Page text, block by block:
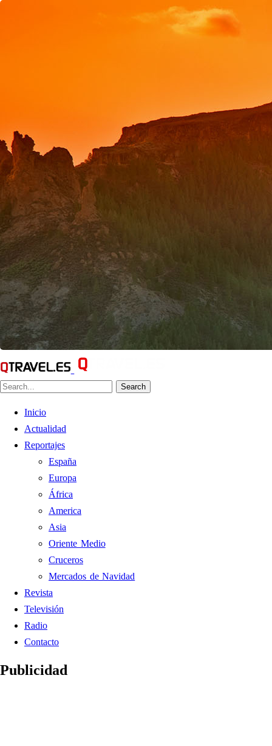
Search
Inicio
Actualidad
Reportajes
España
Europa
África
America
Asia
Oriente Medio
Cruceros
Mercados de Navidad
Revista
Televisión
Radio
Contacto
Publicidad